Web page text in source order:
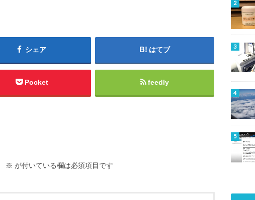
シェア はてブ
Pocket feedly
※ が付いている欄は必須項目です